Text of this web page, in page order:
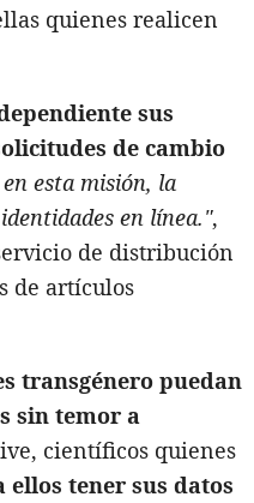
quienes realicen
sus
de cambio
esta misión, la
en línea.",
de distribución
de artículos
transgénero puedan
sin temor a
científicos quienes
ellos tener sus datos